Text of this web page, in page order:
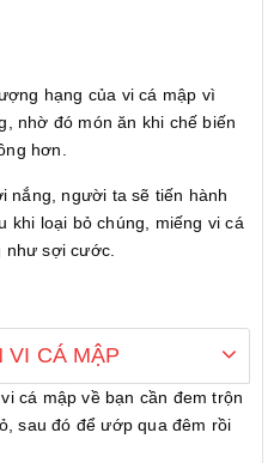
hạng của vi cá mập vì
nhờ đó món ăn khi chế biến
hơn.
nắng, người ta sẽ tiến hành
khi loại bỏ chúng, miếng vi cá
như sợi cước.
VI CÁ MẬP
cá mập về bạn cần đem trộn
sau đó để ướp qua đêm rồi